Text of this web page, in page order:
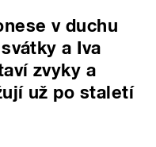
v duchu
a Iva
zvyky a
už po staletí